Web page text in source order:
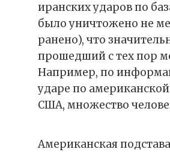
иранских ударов по
было уничтожено не
ранено), что
прошедший с тех пор
Например, по
ударе по
США, множество
Американская